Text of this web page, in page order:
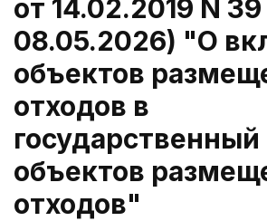
от 14.02.2019 N
08.05.2026) "О
объектов
отходов в
государственный
объектов
отходов"